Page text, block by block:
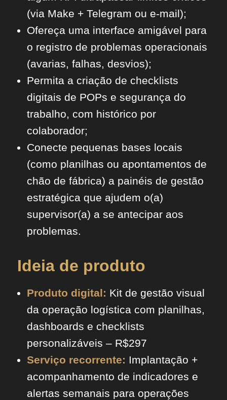
(via Make + Telegram ou e-mail);
Ofereça uma interface amigável para
o registro de problemas operacionais
(avarias, falhas, desvios);
Permita a criação de checklists
digitais de POPs e segurança do
trabalho, com histórico por
colaborador;
Conecte pequenas bases locais
(como planilhas ou apontamentos de
chão de fábrica) a painéis de gestão
estratégica que ajudem o(a)
supervisor(a) a se antecipar aos
problemas.
Ideia de produto
Produto digital: Kit de gestão visual
da operação logística com planilhas,
dashboards e checklists
personalizáveis – R$297
Serviço recorrente: Implantação +
acompanhamento de indicadores e
alertas semanais para operações